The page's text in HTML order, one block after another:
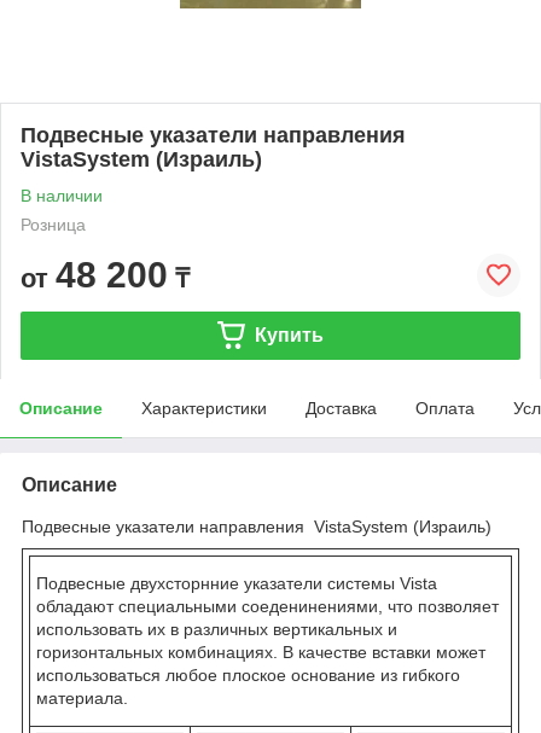
Подвесные указатели направления
VistaSystem (Израиль)
В наличии
Розница
от 48 200 ₸
Купить
Описание Характеристики Доставка Оплата
Описание
Подвесные указатели направления VistaSystem (Израиль)
Подвесные двухсторнние указатели системы Vista
обладают специальными соеденинениями, что позволяет
использовать их в различных вертикальных и
горизонтальных комбинациях. В качестве вставки может
использоваться любое плоское основание из гибкого
материала.